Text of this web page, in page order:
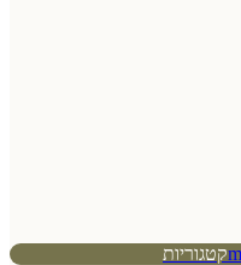
קטגוריות